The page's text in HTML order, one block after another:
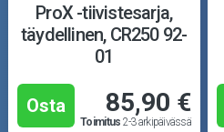
ProX -tiivistesarja,
täydellinen, CR250 92-
01
Osta 85,90 €
Toimitus 2-3 arkipäivässä